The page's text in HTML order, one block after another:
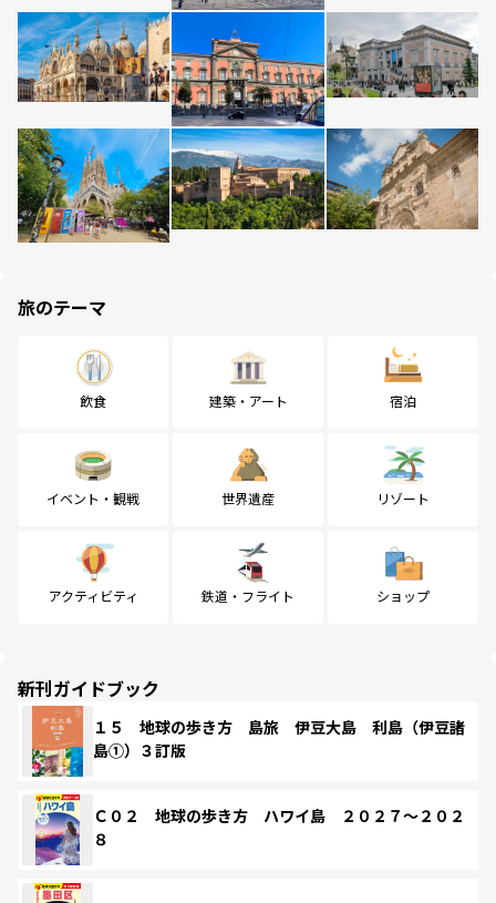
旅のテーマ
飲食 建築・アート 宿泊
イベント・観戦 世界遺産 リゾート
アクティビティ 鉄道・フライト ショップ
新刊ガイドブック
１５ 地球の歩き方 島旅 伊豆大島 利島（伊豆諸
島①）３訂版
Ｃ０２ 地球の歩き方 ハワイ島 ２０２７～２０２
８